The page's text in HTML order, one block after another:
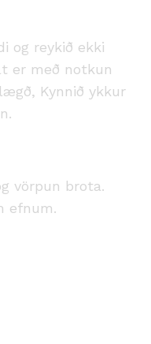
og reykið ekki
er með notkun
Kynnið ykkur
vörpun brota.
efnum.